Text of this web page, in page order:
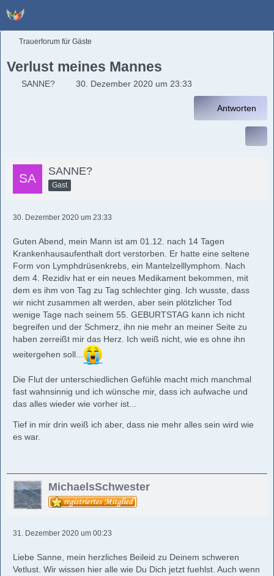
Trauerforum für Gäste
Verlust meines Mannes
SANNE? 30. Dezember 2020 um 23:33
Antworten
SANNE?
Gast
30. Dezember 2020 um 23:33
Guten Abend, mein Mann ist am 01.12. nach 14 Tagen
Krankenhausaufenthalt dort verstorben. Er hatte eine seltene
Form von Lymphdrüsenkrebs, ein Mantelzelllymphom. Nach
dem 4. Rezidiv hat er ein neues Medikament bekommen, mit
dem es ihm von Tag zu Tag schlechter ging. Ich wusste, dass
wir nicht zusammen alt werden, aber sein plötzlicher Tod
wenige Tage nach seinem 55. GEBURTSTAG kann ich nicht
begreifen und der Schmerz, ihn nie mehr an meiner Seite zu
haben zerreißt mir das Herz. Ich weiß nicht, wie es ohne ihn
weitergehen soll...
Die Flut der unterschiedlichen Gefühle macht mich manchmal
fast wahnsinnig und ich wünsche mir, dass ich aufwache und
das alles wieder wie vorher ist...
Tief in mir drin weiß ich aber, dass nie mehr alles sein wird wie
es war.
MichaelsSchwester
31. Dezember 2020 um 00:23
Liebe Sanne, mein herzliches Beileid zu Deinem schweren
Vetlust. Wir wissen hier alle wie Du Dich jetzt fuehlst. Auch wenn